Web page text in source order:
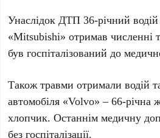
Унаслідок ДТП 36-річний водій
«Mitsubishi» отримав численні
був госпіталізований до
Також травми отримали водій
автомобіля «Volvo» – 66-річна
хлопчик. Останнім медичну
без госпіталізації.